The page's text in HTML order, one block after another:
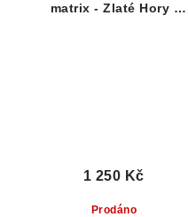
matrix - Zlaté Hory /
Prodáno
1 250 Kč